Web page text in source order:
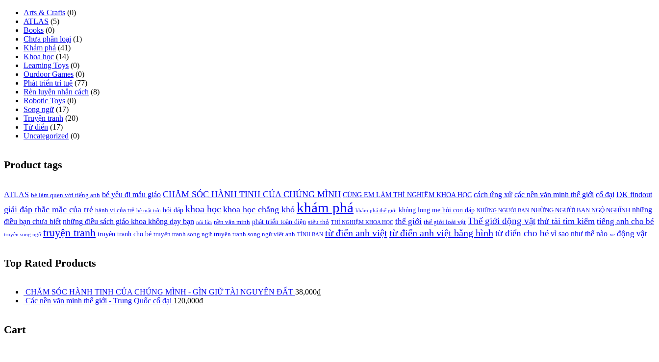
Arts & Crafts (0)
ATLAS (5)
Books (0)
Chưa phân loại (1)
Khám phá (41)
Khoa học (14)
Learning Toys (0)
Ourdoor Games (0)
Phát triển trí tuệ (77)
Rèn luyện nhân cách (8)
Robotic Toys (0)
Song ngữ (17)
Truyện tranh (20)
Từ điển (17)
Uncategorized (0)
Product tags
ATLAS bé làm quen với tiếng anh bé yêu đi mẫu giáo CHĂM SÓC HÀNH TINH CỦA CHÚNG MÌNH CÙNG EM LÀM THÍ NGHIỆM KHOA HỌC cách ứng xử các nền văn minh thế giới cổ đại DK findout
giải đáp thắc mắc của trẻ hành vi của trẻ hệ mặt trời hỏi đáp khoa học khoa học chẳng khó khám phá khám phá thế giới khủng long mẹ hỏi con đáp NHỮNG NGƯỜI BẠN NHỮNG NGƯỜI BẠN NGỘ NGHĨNH những
điều bạn chưa biết những điều sách giáo khoa không dạy bạn núi lửa nền văn minh phát triển toàn diện siêu thỏ THÍ NGHIỆM KHOA HỌC thế giới thế giới loài vật Thế giới động vật thử tài tìm kiếm tiếng anh cho bé
truyện song ngữ truyện tranh truyện tranh cho bé truyện tranh song ngữ truyện tranh song ngữ việt anh TÌNH BẠN từ điển anh việttừ điển anh việt bằng hình từ điển cho bé vì sao như thế nào xe động vật
Top Rated Products
CHĂM SÓC HÀNH TINH CỦA CHÚNG MÌNH - GÌN GIỮ TÀI NGUYÊN ĐẤT 38,000₫
Các nền văn minh thế giới - Trung Quốc cổ đại 120,000₫
Cart